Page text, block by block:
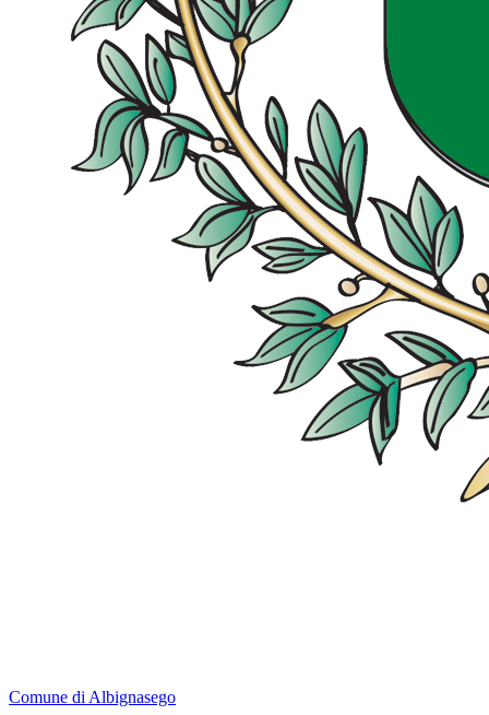
Comune di Albignasego